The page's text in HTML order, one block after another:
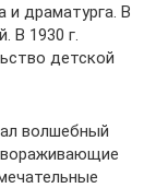
и драматурга. В
В 1930 г.
детской
волшебный